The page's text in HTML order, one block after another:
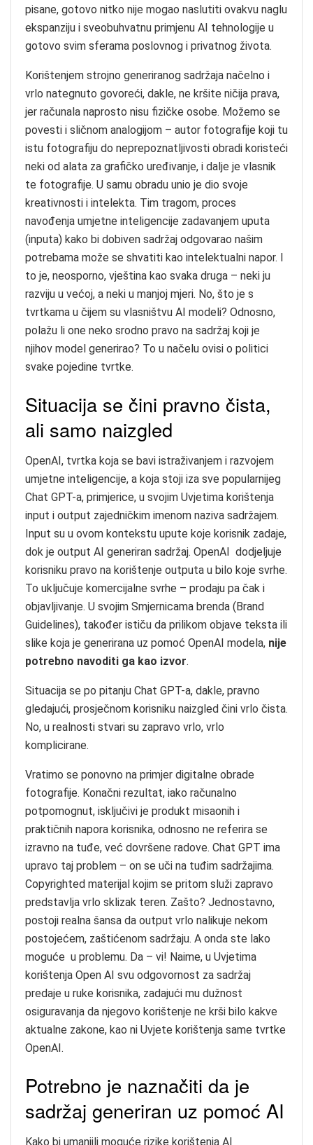
pisane, gotovo nitko nije mogao naslutiti ovakvu naglu
ekspanziju i sveobuhvatnu primjenu AI tehnologije u
gotovo svim sferama poslovnog i privatnog života.
Korištenjem strojno generiranog sadržaja načelno i
vrlo nategnuto govoreći, dakle, ne kršite ničija prava,
jer računala naprosto nisu fizičke osobe. Možemo se
povesti i sličnom analogijom – autor fotografije koji tu
istu fotografiju do neprepoznatljivosti obradi koristeći
neki od alata za grafičko uređivanje, i dalje je vlasnik
te fotografije. U samu obradu unio je dio svoje
kreativnosti i intelekta. Tim tragom, proces
navođenja umjetne inteligencije zadavanjem uputa
(inputa) kako bi dobiven sadržaj odgovarao našim
potrebama može se shvatiti kao intelektualni napor. I
to je, neosporno, vještina kao svaka druga – neki ju
razviju u većoj, a neki u manjoj mjeri. No, što je s
tvrtkama u čijem su vlasništvu AI modeli? Odnosno,
polažu li one neko srodno pravo na sadržaj koji je
njihov model generirao? To u načelu ovisi o politici
svake pojedine tvrtke.
Situacija se čini pravno čista,
ali samo naizgled
OpenAI, tvrtka koja se bavi istraživanjem i razvojem
umjetne inteligencije, a koja stoji iza sve popularnijeg
Chat GPT-a, primjerice, u svojim Uvjetima korištenja
input i output zajedničkim imenom naziva sadržajem.
Input su u ovom kontekstu upute koje korisnik zadaje,
dok je output AI generiran sadržaj. OpenAI dodjeljuje
korisniku pravo na korištenje outputa u bilo koje svrhe.
To uključuje komercijalne svrhe – prodaju pa čak i
objavljivanje. U svojim Smjernicama brenda (Brand
Guidelines), također ističu da prilikom objave teksta ili
slike koja je generirana uz pomoć OpenAI modela, nije
potrebno navoditi ga kao izvor.
Situacija se po pitanju Chat GPT-a, dakle, pravno
gledajući, prosječnom korisniku naizgled čini vrlo čista.
No, u realnosti stvari su zapravo vrlo, vrlo
komplicirane.
Vratimo se ponovno na primjer digitalne obrade
fotografije. Konačni rezultat, iako računalno
potpomognut, isključivi je produkt misaonih i
praktičnih napora korisnika, odnosno ne referira se
izravno na tuđe, već dovršene radove. Chat GPT ima
upravo taj problem – on se uči na tuđim sadržajima.
Copyrighted materijal kojim se pritom služi zapravo
predstavlja vrlo sklizak teren. Zašto? Jednostavno,
postoji realna šansa da output vrlo nalikuje nekom
postojećem, zaštićenom sadržaju. A onda ste lako
moguće u problemu. Da – vi! Naime, u Uvjetima
korištenja Open AI svu odgovornost za sadržaj
predaje u ruke korisnika, zadajući mu dužnost
osiguravanja da njegovo korištenje ne krši bilo kakve
aktualne zakone, kao ni Uvjete korištenja same tvrtke
OpenAI.
Potrebno je naznačiti da je
sadržaj generiran uz pomoć AI
Kako bi umanjili moguće rizike korištenja AI